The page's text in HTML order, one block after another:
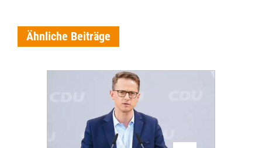
Ähnliche Beiträge